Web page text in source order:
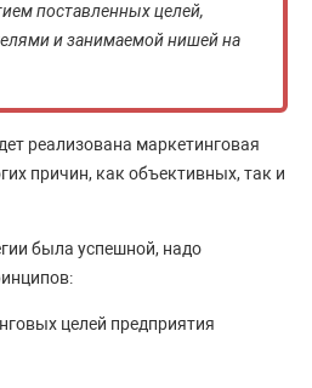
поставленных целей,
и занимаемой нишей на
реализована маркетинговая
причин, как объективных, так и
была успешной, надо
целей предприятия